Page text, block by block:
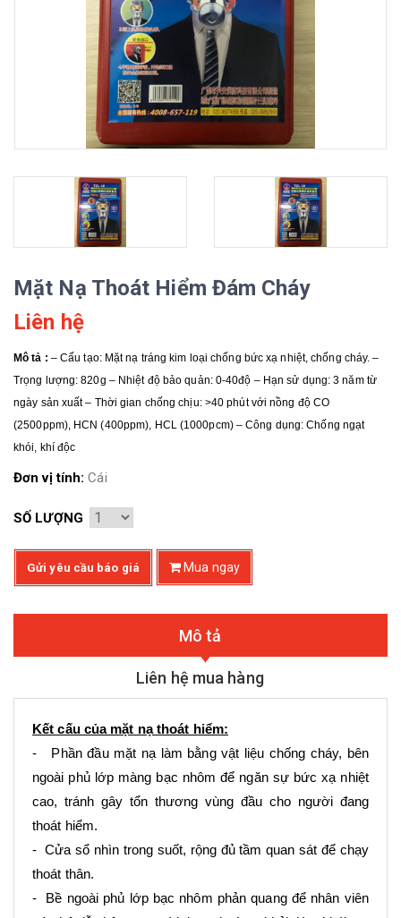
Mặt Nạ Thoát Hiểm Đám Cháy
Liên hệ
Mô tả : – Cấu tạo: Mặt nạ tráng kim loại chống bức xạ nhiệt, chống cháy. –
Trọng lượng: 820g – Nhiệt độ bảo quản: 0-40độ – Hạn sử dụng: 3 năm từ
ngày sản xuất – Thời gian chống chịu: >40 phút với nồng độ CO
(2500ppm), HCN (400ppm), HCL (1000pcm) – Công dụng: Chống ngạt
khói, khí độc
Đơn vị tính:Cái
SỐ LƯỢNG
Gửi yêu cầu báo giá Mua ngay
Mô tả
Liên hệ mua hàng
Kết cấu của mặt nạ thoát hiểm:
- Phần đầu mặt nạ làm bằng vật liệu chống cháy, bên
ngoài phủ lớp màng bạc nhôm để ngăn sự bức xạ nhiệt
cao, tránh gây tổn thương vùng đầu cho người đang
thoát hiểm.
- Cửa sổ nhìn trong suốt, rộng đủ tầm quan sát để chạy
thoát thân.
- Bề ngoài phủ lớp bạc nhôm phản quang để nhân viên